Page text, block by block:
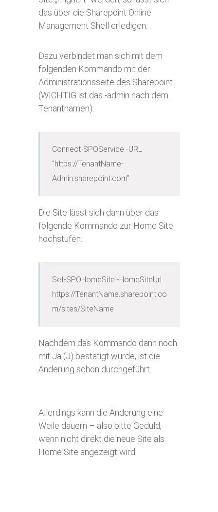
das über die Sharepoint Online
Management Shell erledigen.
Dazu verbindet man sich mit dem
folgenden Kommando mit der
Administrationsseite des Sharepoint
(WICHTIG ist das -admin nach dem
Tenantnamen):
Connect-SPOService -URL
"https://TenantName-
Admin.sharepoint.com"
Die Site lässt sich dann über das
folgende Kommando zur Home Site
hochstufen:
Set-SPOHomeSite -HomeSiteUrl
https://TenantName.sharepoint.co
m/sites/SiteName
Nachdem das Kommando dann noch
mit Ja (J) bestätigt wurde, ist die
Änderung schon durchgeführt.
Allerdings kann die Änderung eine
Weile dauern – also bitte Geduld,
wenn nicht direkt die neue Site als
Home Site angezeigt wird.